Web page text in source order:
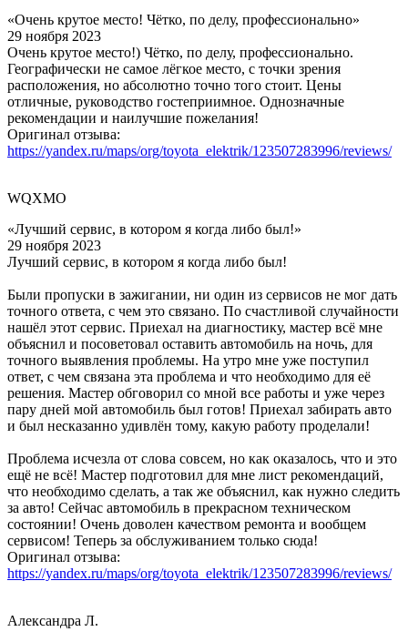
«Очень крутое место! Чётко, по делу, профессионально»
29 ноября 2023
Очень крутое место!) Чётко, по делу, профессионально.
Географически не самое лёгкое место, с точки зрения
расположения, но абсолютно точно того стоит. Цены
отличные, руководство гостеприимное. Однозначные
рекомендации и наилучшие пожелания!
Оригинал отзыва:
https://yandex.ru/maps/org/toyota_elektrik/123507283996/reviews/
WQXMO
«Лучший сервис, в котором я когда либо был!»
29 ноября 2023
Лучший сервис, в котором я когда либо был!
Были пропуски в зажигании, ни один из сервисов не мог дать
точного ответа, с чем это связано. По счастливой случайности
нашёл этот сервис. Приехал на диагностику, мастер всё мне
объяснил и посоветовал оставить автомобиль на ночь, для
точного выявления проблемы. На утро мне уже поступил
ответ, с чем связана эта проблема и что необходимо для её
решения. Мастер обговорил со мной все работы и уже через
пару дней мой автомобиль был готов! Приехал забирать авто
и был несказанно удивлён тому, какую работу проделали!
Проблема исчезла от слова совсем, но как оказалось, что и это
ещё не всё! Мастер подготовил для мне лист рекомендаций,
что необходимо сделать, а так же объяснил, как нужно следить
за авто! Сейчас автомобиль в прекрасном техническом
состоянии! Очень доволен качеством ремонта и вообщем
сервисом! Теперь за обслуживанием только сюда!
Оригинал отзыва:
https://yandex.ru/maps/org/toyota_elektrik/123507283996/reviews/
Александра Л.